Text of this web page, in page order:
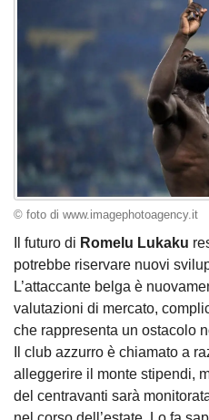
© foto di www.imagephotoagency.it
Il futuro di Romelu Lukaku
potrebbe riservare nuovi
L’attaccante belga è
valutazioni di mercato,
che rappresenta un ostacolo
Il club azzurro è chiamato a
alleggerire il monte stipendi,
del centravanti sarà